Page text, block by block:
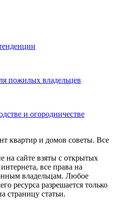
пожилых владельцев
и огородничестве
квартир и домов советы. Все
на сайте взяты с открытых
все права на
владельцам. Любое
ресурса разрешается только
страницу статьи.